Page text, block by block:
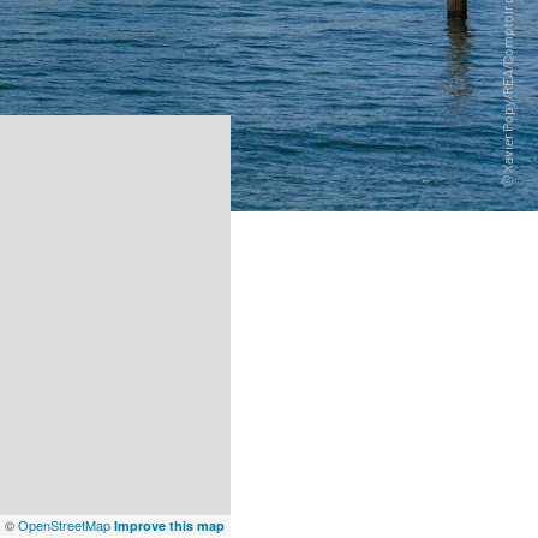
©OpenStreetMap Improve this map